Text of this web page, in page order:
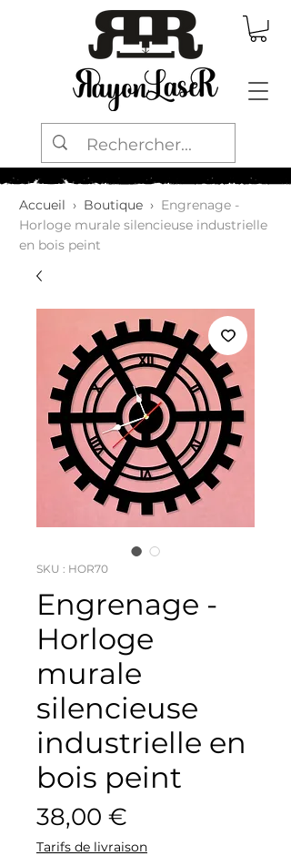
Accueil › Boutique › Engrenage -
Horloge murale silencieuse industrielle
en bois peint
SKU : HOR70
Engrenage -
Horloge
murale
silencieuse
industrielle en
bois peint
38,00 €
Tarifs de livraison